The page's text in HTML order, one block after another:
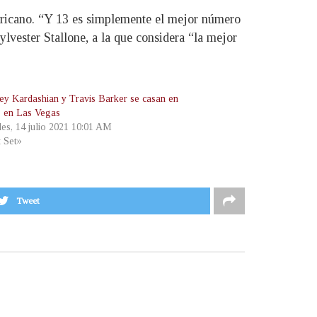
“Y 13 es simplemente el mejor número
Stallone, a la que considera “la mejor
Kardashian y Travis Barker se casan en
en Las Vegas
14 julio 2021 10:01 AM
Set»
Tweet